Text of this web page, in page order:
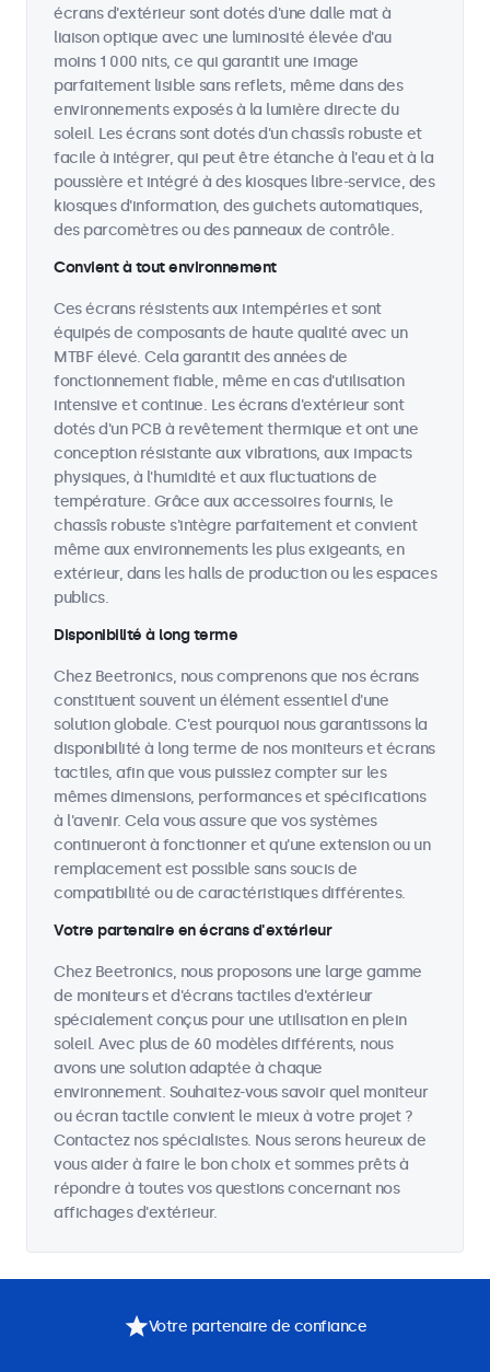
écrans d'extérieur sont dotés d'une dalle mat à
liaison optique avec une luminosité élevée d'au
moins 1 000 nits, ce qui garantit une image
parfaitement lisible sans reflets, même dans des
environnements exposés à la lumière directe du
soleil. Les écrans sont dotés d'un chassîs robuste et
facile à intégrer, qui peut être étanche à l'eau et à la
poussière et intégré à des kiosques libre-service, des
kiosques d'information, des guichets automatiques,
des parcomètres ou des panneaux de contrôle.
Convient à tout environnement
Ces écrans résistents aux intempéries et sont
équipés de composants de haute qualité avec un
MTBF élevé. Cela garantit des années de
fonctionnement fiable, même en cas d'utilisation
intensive et continue. Les écrans d'extérieur sont
dotés d'un PCB à revêtement thermique et ont une
conception résistante aux vibrations, aux impacts
physiques, à l'humidité et aux fluctuations de
température. Grâce aux accessoires fournis, le
chassîs robuste s'intègre parfaitement et convient
même aux environnements les plus exigeants, en
extérieur, dans les halls de production ou les espaces
publics.
Disponibilité à long terme
Chez Beetronics, nous comprenons que nos écrans
constituent souvent un élément essentiel d'une
solution globale. C'est pourquoi nous garantissons la
disponibilité à long terme de nos moniteurs et écrans
tactiles, afin que vous puissiez compter sur les
mêmes dimensions, performances et spécifications
à l'avenir. Cela vous assure que vos systèmes
continueront à fonctionner et qu'une extension ou un
remplacement est possible sans soucis de
compatibilité ou de caractéristiques différentes.
Votre partenaire en écrans d'extérieur
Chez Beetronics, nous proposons une large gamme
de moniteurs et d'écrans tactiles d'extérieur
spécialement conçus pour une utilisation en plein
soleil. Avec plus de 60 modèles différents, nous
avons une solution adaptée à chaque
environnement. Souhaitez-vous savoir quel moniteur
ou écran tactile convient le mieux à votre projet ?
Contactez nos spécialistes. Nous serons heureux de
vous aider à faire le bon choix et sommes prêts à
répondre à toutes vos questions concernant nos
affichages d'extérieur.
Votre partenaire de confiance